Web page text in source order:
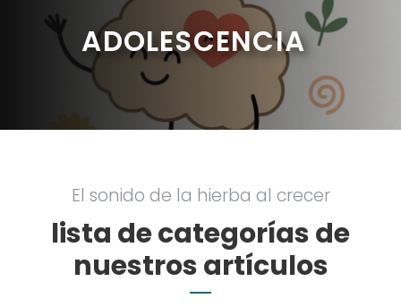
ADOLESCENCIA
El sonido de la hierba al crecer
lista de categorías de
nuestros artículos